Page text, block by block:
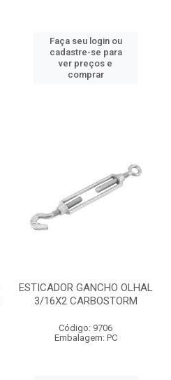
Faça seu login ou
cadastre-se para
ver preços e
comprar
ESTICADOR GANCHO OLHAL
3/16X2 CARBOSTORM
Código: 9706
Embalagem: PC